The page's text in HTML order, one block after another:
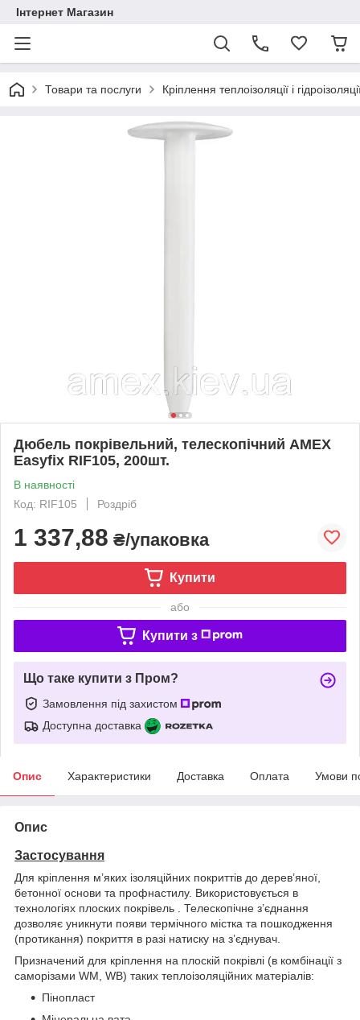
Інтернет Магазин
Товари та послуги Кріплення теплоізоляції і
Дюбель покрівельний, телескопічний AMEX
Easyfix RIF105, 200шт.
В наявності
Код: RIF105
Роздріб
1 337,88 ₴/упаковка
Купити
або
Купити з
Що таке купити з Пром?
Замовлення під захистом
Доступна доставка
Опис Характеристики Доставка Оплата Умови
Опис
Застосування
Для кріплення м’яких ізоляційних покриттів до дерев’яної,
бетонної основи та профнастилу. Використовується в
технологіях плоских покрівель . Телескопічне з’єднання
дозволяє уникнути появи термічного містка та пошкодження
(протикання) покриття в разі натиску на з’єднувач.
Призначений для кріплення на плоскій покрівлі (в комбінації з
саморізами WM, WB) таких теплоізоляційних матеріалів:
Пінопласт